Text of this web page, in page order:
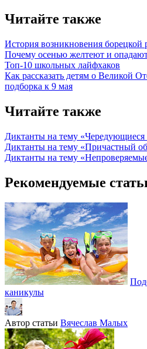
Читайте также
История возникновения борецкой
Почему осенью желтеют и опадают
Топ-10 школьных лайфхаков
Как рассказать детям о Великой
подборка к 9 мая
Читайте также
Диктанты на тему «Чередующиеся
Диктанты на тему «Причастный
Диктанты на тему
Рекомендуемые
каникулы
Автор статьи Вячеслав Малых